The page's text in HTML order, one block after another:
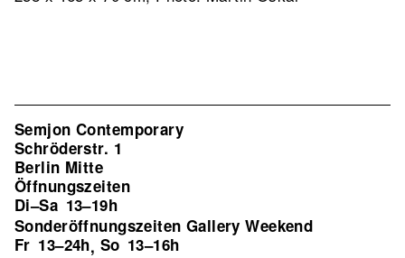
Semjon Contemporary
Schröderstr. 1
Berlin Mitte
Öffnungszeiten
Di–Sa 13–19h
Sonderöffnungszeiten Gallery Weekend
Fr 13–24h, So 13–16h